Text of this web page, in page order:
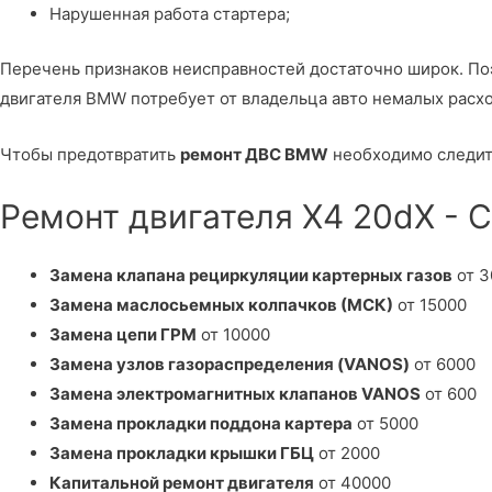
Нарушенная работа стартера;
Перечень признаков неисправностей достаточно широк.
двигателя BMW потребует от владельца авто немалых
Чтобы предотвратить ремонт ДВС BMW необходимо
Ремонт двигателя X4 20dX -
Замена клапана рециркуляции картерных газов от
Замена маслосьемных колпачков (МСК) от 15000
Замена цепи ГРМ от 10000
Замена узлов газораспределения (VANOS) от 6000
Замена электромагнитных клапанов VANOS от 600
Замена прокладки поддона картера от 5000
Замена прокладки крышки ГБЦ от 2000
Капитальной ремонт двигателя от 40000